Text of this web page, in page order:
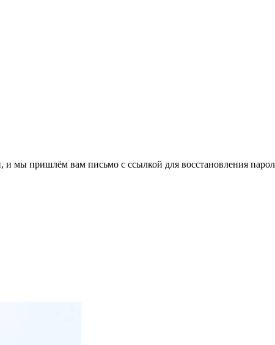
и мы пришлём вам письмо с ссылкой для восстановления